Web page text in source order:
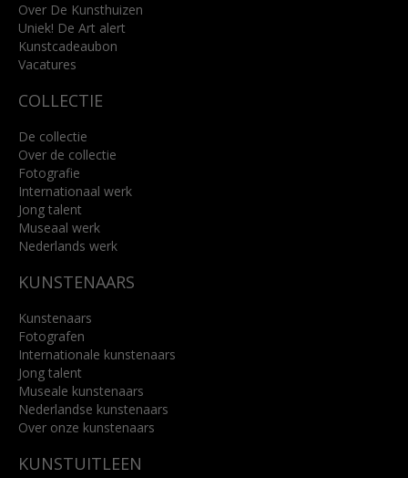
info@kunsthuisbreda.nl
Lees meer
Over De Kunsthuizen
Uniek! De Art alert
Kunstcadeaubon
Vacatures
COLLECTIE
De collectie
Over de collectie
Fotografie
Internationaal werk
Jong talent
Museaal werk
Nederlands werk
KUNSTENAARS
Kunstenaars
Fotografen
Internationale kunstenaars
Jong talent
Museale kunstenaars
Nederlandse kunstenaars
Over onze kunstenaars
KUNSTUITLEEN